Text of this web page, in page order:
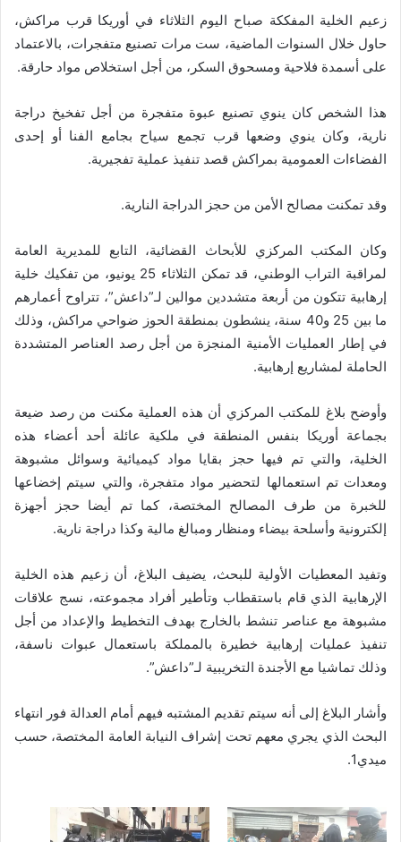
زعيم الخلية المفككة صباح اليوم الثلاثاء في أوريكا قرب مراكش،
حاول خلال السنوات الماضية، ست مرات تصنيع متفجرات، بالاعتماد
على أسمدة فلاحية ومسحوق السكر، من أجل استخلاص مواد حارقة.
هذا الشخص كان ينوي تصنيع عبوة متفجرة من أجل تفخيخ دراجة
نارية، وكان ينوي وضعها قرب تجمع سياح بجامع الفنا أو إحدى
الفضاءات العمومية بمراكش قصد تنفيذ عملية تفجيرية.
وقد تمكنت مصالح الأمن من حجز الدراجة النارية.
وكان المكتب المركزي للأبحاث القضائية، التابع للمديرية العامة
لمراقبة التراب الوطني، قد تمكن الثلاثاء 25 يونيو، من تفكيك خلية
إرهابية تتكون من أربعة متشددين موالين لـ”داعش”، تتراوح أعمارهم
ما بين 25 و40 سنة، ينشطون بمنطقة الحوز ضواحي مراكش، وذلك
في إطار العمليات الأمنية المنجزة من أجل رصد العناصر المتشددة
الحاملة لمشاريع إرهابية.
وأوضح بلاغ للمكتب المركزي أن هذه العملية مكنت من رصد ضيعة
بجماعة أوريكا بنفس المنطقة في ملكية عائلة أحد أعضاء هذه
الخلية، والتي تم فيها حجز بقايا مواد كيميائية وسوائل مشبوهة
ومعدات تم استعمالها لتحضير مواد متفجرة، والتي سيتم إخضاعها
للخبرة من طرف المصالح المختصة، كما تم أيضا حجز أجهزة
إلكترونية وأسلحة بيضاء ومنظار ومبالغ مالية وكذا دراجة نارية.
وتفيد المعطيات الأولية للبحث، يضيف البلاغ، أن زعيم هذه الخلية
الإرهابية الذي قام باستقطاب وتأطير أفراد مجموعته، نسج علاقات
مشبوهة مع عناصر تنشط بالخارج بهدف التخطيط والإعداد من أجل
تنفيذ عمليات إرهابية خطيرة بالمملكة باستعمال عبوات ناسفة،
وذلك تماشيا مع الأجندة التخريبية لـ”داعش”.
وأشار البلاغ إلى أنه سيتم تقديم المشتبه فيهم أمام العدالة فور انتهاء
البحث الذي يجري معهم تحت إشراف النيابة العامة المختصة، حسب
ميدي1.